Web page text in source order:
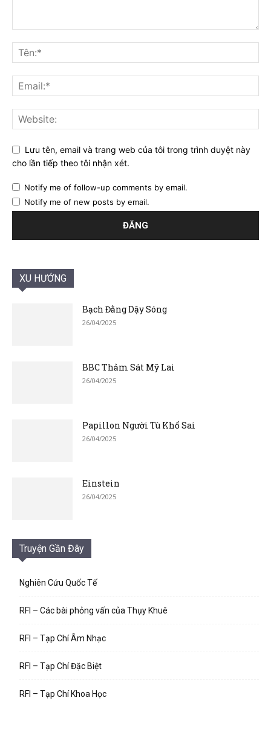
Lưu tên, email và trang web của tôi trong trình duyệt này
cho lần tiếp theo tôi nhận xét.
Notify me of follow-up comments by email.
Notify me of new posts by email.
XU HƯỚNG
Bạch Đằng Dậy Sóng
26/04/2025
BBC Thảm Sát Mỹ Lai
26/04/2025
Papillon Người Tù Khổ Sai
26/04/2025
Einstein
26/04/2025
Truyện Gần Đây
Nghiên Cứu Quốc Tế
RFI – Các bài phỏng vấn của Thụy Khuê
RFI – Tạp Chí Âm Nhạc
RFI – Tạp Chí Đặc Biệt
RFI – Tạp Chí Khoa Học